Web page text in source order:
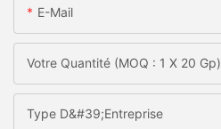
E-Mail
Votre Quantité (MOQ : 1 X 20 Gp)
Type D&#39;entreprise